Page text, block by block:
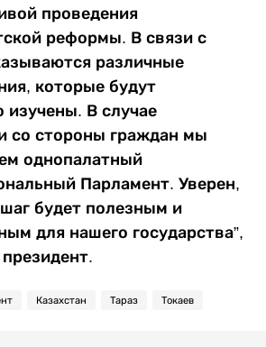
проведения
реформы. В связи с
различные
которые будут
изучены. В случае
со стороны граждан мы
однопалатный
Парламент. Уверен,
будет полезным и
для нашего государства”,
Казахстан Тараз Токаев